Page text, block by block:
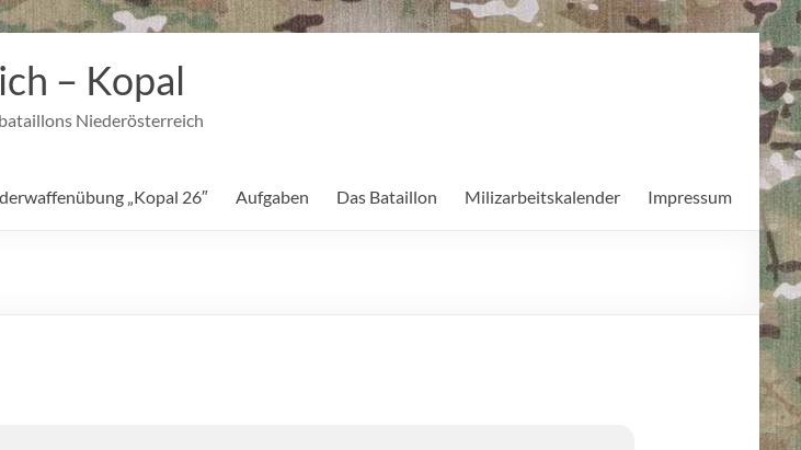
– Kopal
Niederösterreich
„Kopal 26″ Aufgaben Das Bataillon Milizarbeitskalender Impressum